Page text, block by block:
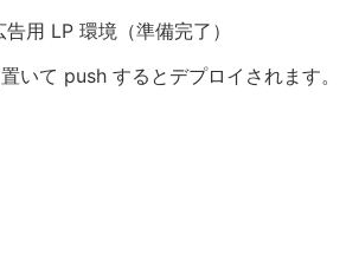
用 LP 環境（準備完了）
いて push するとデプロイされます。